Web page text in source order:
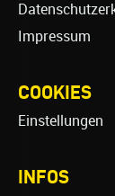
Impressum
COOKIES
Einstellungen
INFOS